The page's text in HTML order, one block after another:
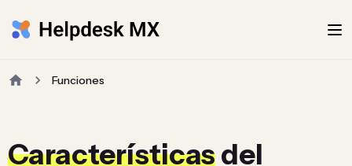
Funciones
Característicasdel